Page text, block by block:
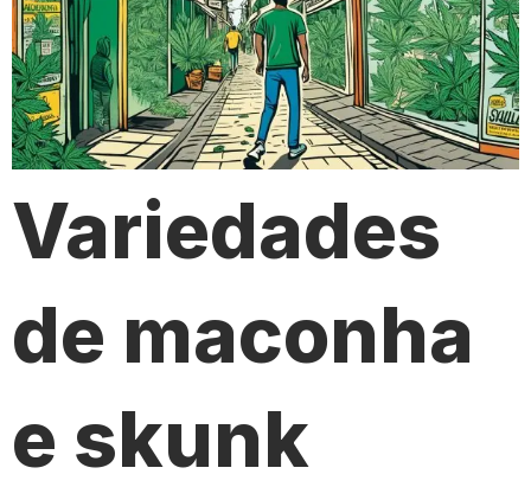
Variedades
de maconha
e skunk